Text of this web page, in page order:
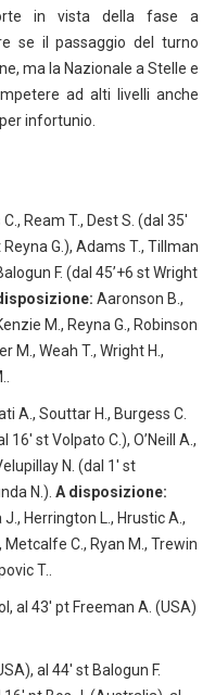
in vista della fase a
se il passaggio del turno
ma la Nazionale a Stelle e
ad alti livelli anche
infortunio.
Ream T., Dest S. (dal 35′
G.), Adams T., Tillman
F. (dal 45’+6 st Wright
Aaronson B.,
M., Reyna G., Robinson
M., Weah T., Wright H.,
A., Souttar H., Burgess C.
16′ st Volpato C.), O’Neill A.,
N. (dal 1′ st
N.). A disposizione:
J., Herrington L., Hrustic A.,
Metcalfe C., Ryan M., Trewin
T..
al 43′ pt Freeman A. (USA)
al 44′ st Balogun F.